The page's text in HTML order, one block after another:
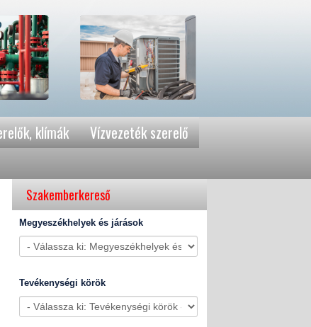
klímák
Vízvezeték szerelő
Szakemberkereső
Megyeszékhelyek és járások
Tevékenységi körök